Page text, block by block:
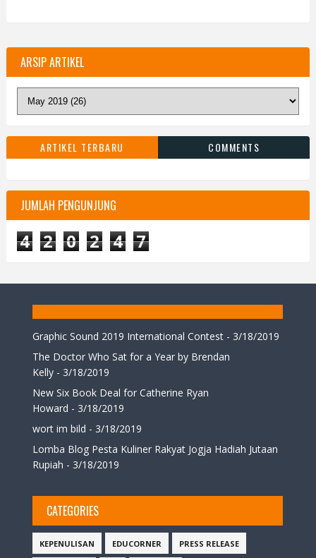
ARSIP ARTIKEL
ARTIKEL TERBARU COMMENTS
JUMLAH PENGUNJUNG
4 2 0 2 4 7
Graphic Sound 2019 International Contest - 3/18/2019
The Doctor Who Sat for a Year by Brendan
Kelly - 3/18/2019
New Six Book Deal for Catherine Ryan
Howard - 3/18/2019
wort im bild - 3/18/2019
Lomba Blog Pesta Kuliner Rakyat Jogja Hadiah Jutaan
Rupiah - 3/18/2019
CATEGORIES
KEPENULISAN EDUCORNER PRESS RELEASE